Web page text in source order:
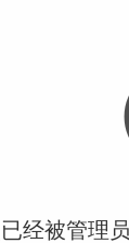
经被管理